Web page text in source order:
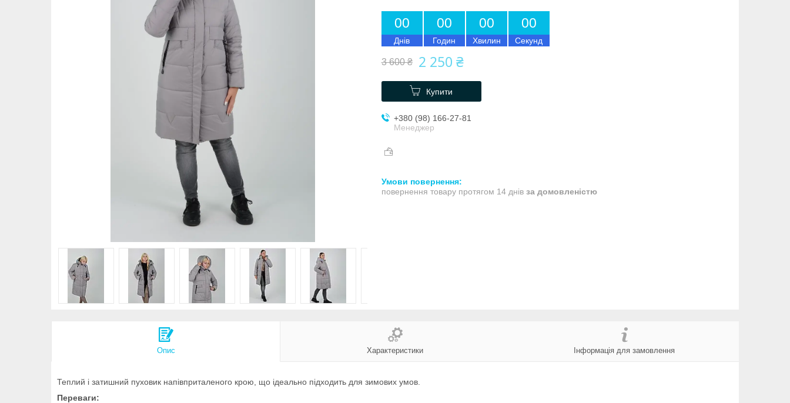
00
Днів
00
Годин
00
Хвилин
00
Секунд
3 600 ₴ 2 250 ₴
Купити
+380 (98) 166-27-81
Менеджер
повернення товару протягом 14 днів за домовленістю
Опис Характеристики Інформація для замовлення
Теплий і затишний пуховик напівприталеного крою, що ідеально підходить для зимових умов.
Переваги: